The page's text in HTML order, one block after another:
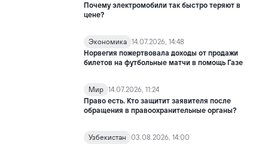
Почему электромобили так быстро теряют в
цене?
Экономика 14.07.2026, 14:48
Норвегия пожертвовала доходы от продажи
билетов на футбольные матчи в помощь Газе
Мир 14.07.2026, 11:24
Право есть. Кто защитит заявителя после
обращения в правоохранительные органы?
Узбекистан 03.08.2026, 14:00